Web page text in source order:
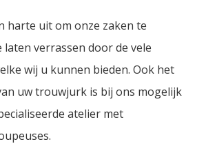
harte uit om onze zaken te
laten verrassen door de vele
wij u kunnen bieden. Ook het
uw trouwjurk is bij ons mogelijk
atelier met